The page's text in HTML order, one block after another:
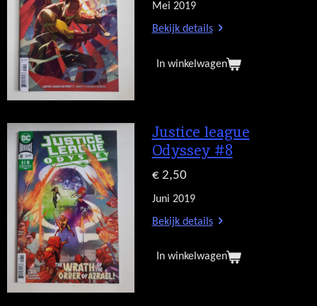
Mei 2019
Bekijk details
In winkelwagen
Justice league
Odyssey #8
€ 2,50
Juni 2019
Bekijk details
In winkelwagen